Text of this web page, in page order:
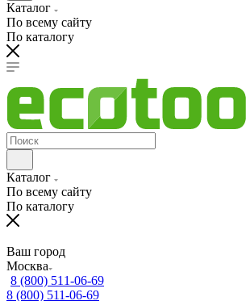
Каталог
По всему сайту
По каталогу
Каталог
По всему сайту
По каталогу
Ваш город
Москва
8 (800) 511-06-69
8 (800) 511-06-69